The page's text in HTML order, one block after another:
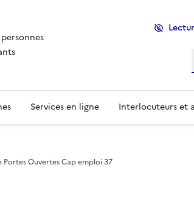
Services en ligne Interlocuteurs et
Portes Ouvertes Cap emploi 37